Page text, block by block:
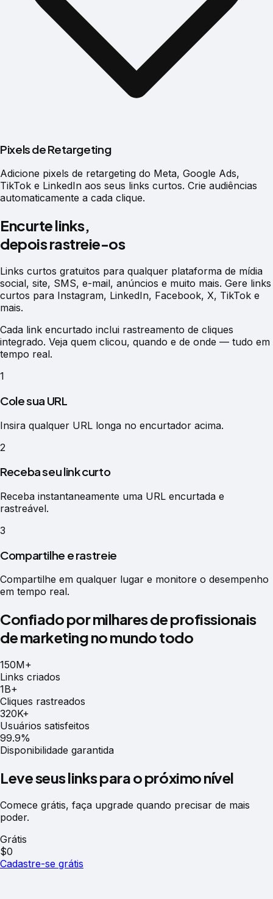
Pixels de Retargeting
Adicione pixels de retargeting do Meta, Google Ads,
TikTok e LinkedIn aos seus links curtos. Crie audiências
automaticamente a cada clique.
Encurte links,
depois rastreie-os
Links curtos gratuitos para qualquer plataforma de mídia
social, site, SMS, e-mail, anúncios e muito mais. Gere links
curtos para Instagram, LinkedIn, Facebook, X, TikTok e
mais.
Cada link encurtado inclui rastreamento de cliques
integrado. Veja quem clicou, quando e de onde — tudo em
tempo real.
1
Cole sua URL
Insira qualquer URL longa no encurtador acima.
2
Receba seu link curto
Receba instantaneamente uma URL encurtada e
rastreável.
3
Compartilhe e rastreie
Compartilhe em qualquer lugar e monitore o desempenho
em tempo real.
Confiado por milhares de profissionais
de marketing no mundo todo
150M+
Links criados
1B+
Cliques rastreados
320K+
Usuários satisfeitos
99.9%
Disponibilidade garantida
Leve seus links para o próximo nível
Comece grátis, faça upgrade quando precisar de mais
poder.
Grátis
$0
Cadastre-se grátis